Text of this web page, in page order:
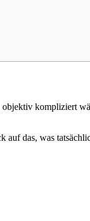
kompliziert
auf das, was